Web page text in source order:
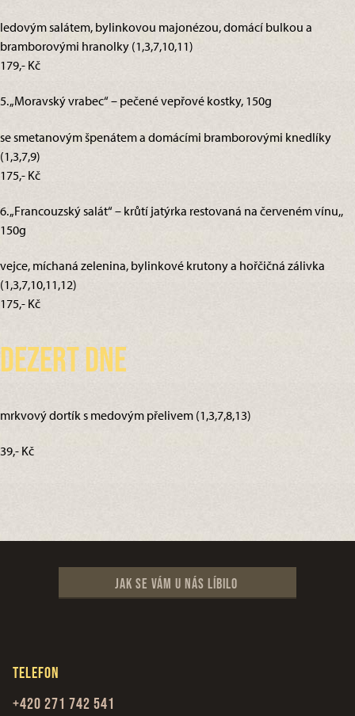
ledovým salátem, bylinkovou majonézou, domácí bulkou a
bramborovými hranolky (1,3,7,10,11)
179,- Kč
5. „Moravský vrabec“ – pečené vepřové kostky, 150g
se smetanovým špenátem a domácími bramborovými knedlíky
(1,3,7,9)
175,- Kč
6. „Francouzský salát“ – krůtí jatýrka restovaná na červeném vínu,,
150g
vejce, míchaná zelenina, bylinkové krutony a hořčičná zálivka
(1,3,7,10,11,12)
175,- Kč
Dezert dne
mrkvový dortík s medovým přelivem (1,3,7,8,13)
39,- Kč
Jak se vám u nás líbilo
Telefon
+420 271 742 541